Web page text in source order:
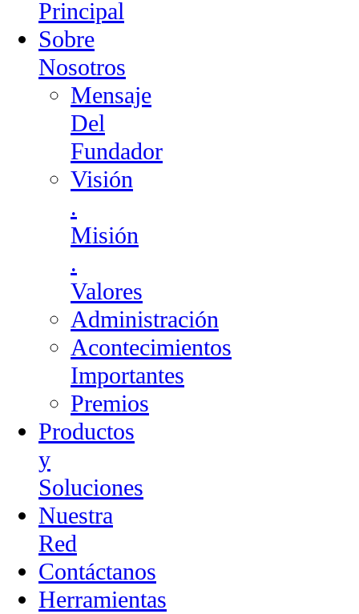
Principal
Sobre
Nosotros
Mensaje
Del
Fundador
Visión
.
Misión
.
Valores
Administración
Acontecimientos
Importantes
Premios
Productos
y
Soluciones
Nuestra
Red
Contáctanos
Herramientas